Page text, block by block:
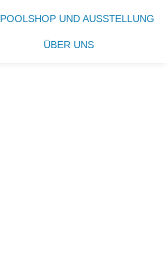
POOLSHOP UND AUSSTELLUNG
ÜBER UNS